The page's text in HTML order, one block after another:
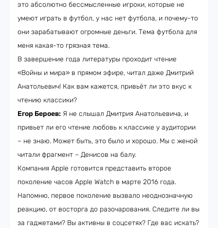
это абсолютно бессмысленные игроки, которые не
умеют играть в футбол, у нас нет футбола, и почему-то
они зарабатывают огромные деньги. Тема футбола для
меня какая-то грязная тема.
В завершение года литературы проходит чтение
«Войны и мира» в прямом эфире, читал даже Дмитрий
Анатольевич! Как вам кажется, привьёт ли это вкус к
чтению классики?
Егор Бероев: Я не слышал Дмитрия Анатольевича, и
привьет ли его чтение любовь к классике у аудитории
– не знаю. Может быть, это было и хорошо. Мы с женой
читали фрагмент – Денисов на балу.
Компания Apple готовится представить второе
поколение часов Apple Watch в марте 2016 года.
Напомню, первое поколение вызвало неоднозначную
реакцию, от восторга до разочарования. Следите ли вы
за гаджетами? Вы активны в соцсетях? Где вас искать?